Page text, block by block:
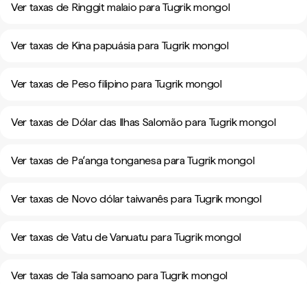
Ver taxas de Ringgit malaio para Tugrik mongol
Ver taxas de Kina papuásia para Tugrik mongol
Ver taxas de Peso filipino para Tugrik mongol
Ver taxas de Dólar das Ilhas Salomão para Tugrik mongol
Ver taxas de Paʻanga tonganesa para Tugrik mongol
Ver taxas de Novo dólar taiwanês para Tugrik mongol
Ver taxas de Vatu de Vanuatu para Tugrik mongol
Ver taxas de Tala samoano para Tugrik mongol